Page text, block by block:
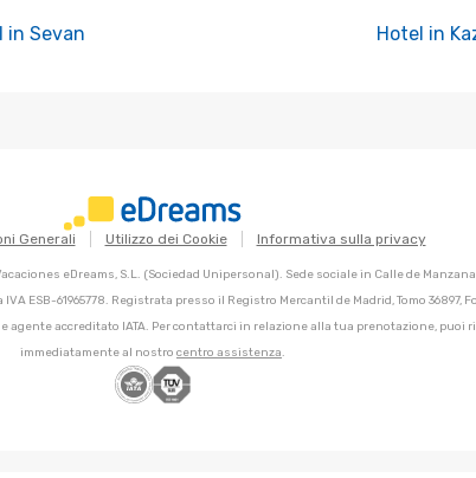
in Sevan Hotel in
Generali Utilizzo dei Cookie Informativa sulla privacy
eDreams, S.L. (Sociedad Unipersonal). Sede sociale in Calle de
ESB-61965778. Registrata presso il Registro Mercantil de Madrid, Tomo 36897,
e agente accreditato IATA. Per contattarci in relazione alla tua prenotazione, puoi
immediatamente al nostro centro assistenza.